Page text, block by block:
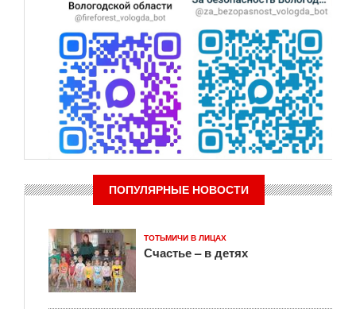
ПОПУЛЯРНЫЕ НОВОСТИ
ТОТЬМИЧИ В ЛИЦАХ
Счастье – в детях